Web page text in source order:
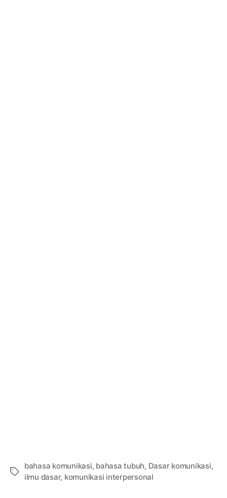
Tags
bahasa komunikasi, bahasa tubuh, Dasar komunikasi,
ilmu dasar, komunikasi interpersonal